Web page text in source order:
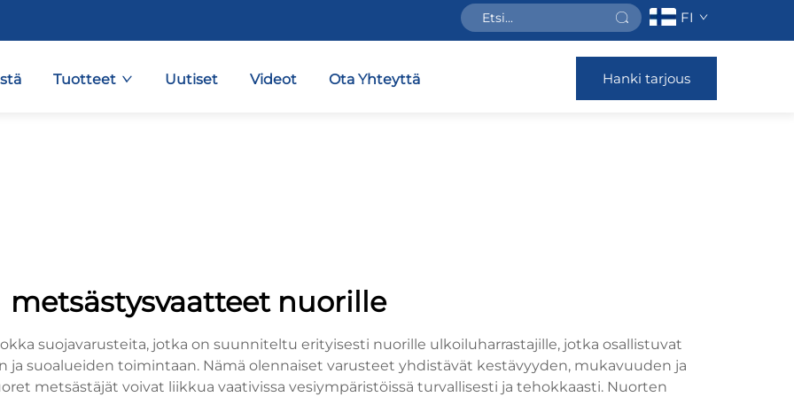
FI
Tuotteet Uutiset Videot Ota Yhteyttä Hanki tarjous
metsästysvaatteet nuorille
suojavarusteita, jotka on suunniteltu erityisesti nuorille ulkoiluharrastajille, jotka osallistuvat
ja suoalueiden toimintaan. Nämä olennaiset varusteet yhdistävät kestävyyden, mukavuuden ja
metsästäjät voivat liikkua vaativissa vesiympäristöissä turvallisesti ja tehokkaasti. Nuorten